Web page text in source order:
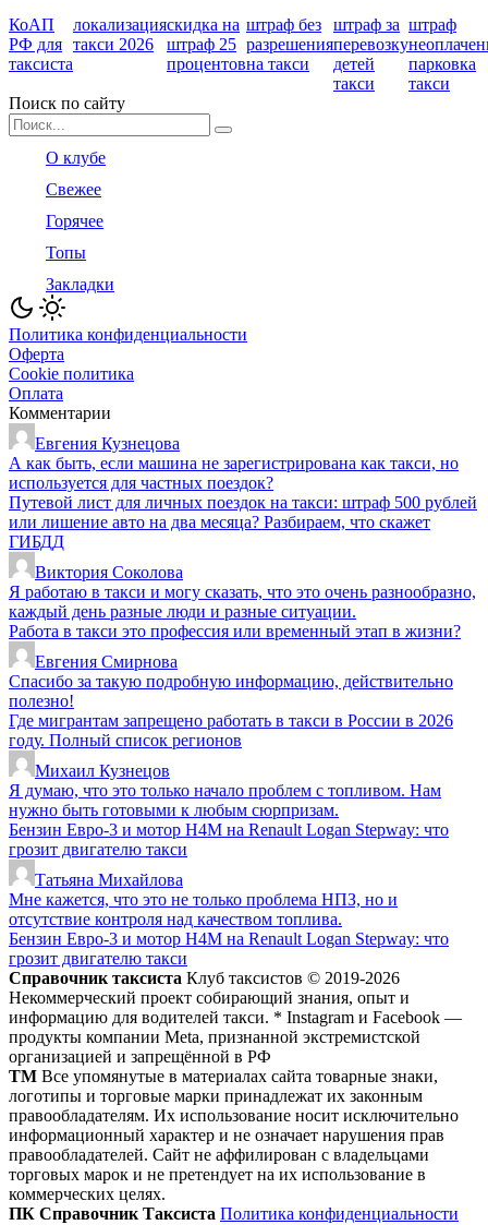
КоАП
РФ для
таксиста
локализация
такси 2026
скидка на
штраф 25
процентов
штраф без
разрешения
на такси
штраф за
перевозку
детей
такси
штраф
парковка
такси
Поиск по сайту
Search
for:
О клубе
Свежее
Горячее
Топы
Закладки
Политика конфиденциальности
Оферта
Cookie политика
Оплата
Комментарии
Евгения Кузнецова
А как быть, если машина не зарегистрирована как такси, но
используется для частных поездок?
Путевой лист для личных поездок на такси: штраф 500 рублей
или лишение авто на два месяца? Разбираем, что скажет
ГИБДД
Виктория Соколова
Я работаю в такси и могу сказать, что это очень разнообразно,
каждый день разные люди и разные ситуации.
Работа в такси это профессия или временный этап в жизни?
Евгения Смирнова
Спасибо за такую подробную информацию, действительно
полезно!
Где мигрантам запрещено работать в такси в России в 2026
году. Полный список регионов
Михаил Кузнецов
Я думаю, что это только начало проблем с топливом. Нам
нужно быть готовыми к любым сюрпризам.
Бензин Евро-3 и мотор H4M на Renault Logan Stepway: что
грозит двигателю такси
Татьяна Михайлова
Мне кажется, что это не только проблема НПЗ, но и
отсутствие контроля над качеством топлива.
Бензин Евро-3 и мотор H4M на Renault Logan Stepway: что
грозит двигателю такси
Справочник таксиста Клуб таксистов © 2019-2026
Некоммерческий проект собирающий знания, опыт и
информацию для водителей такси. * Instagram и Facebook —
продукты компании Meta, признанной экстремистской
организацией и запрещённой в РФ
ТМ Все упомянутые в материалах сайта товарные знаки,
логотипы и торговые марки принадлежат их законным
правообладателям. Их использование носит исключительно
информационный характер и не означает нарушения прав
правообладателей. Сайт не аффилирован с владельцами
торговых марок и не претендует на их использование в
коммерческих целях.
ПК Справочник Таксиста Политика конфиденциальности